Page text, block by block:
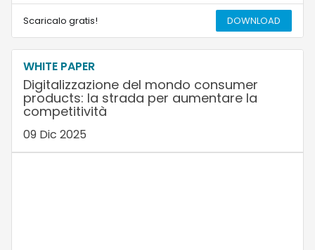
Scaricalo gratis! DOWNLOAD
WHITE PAPER
Digitalizzazione del mondo consumer
products: la strada per aumentare la
competitività
09 Dic 2025